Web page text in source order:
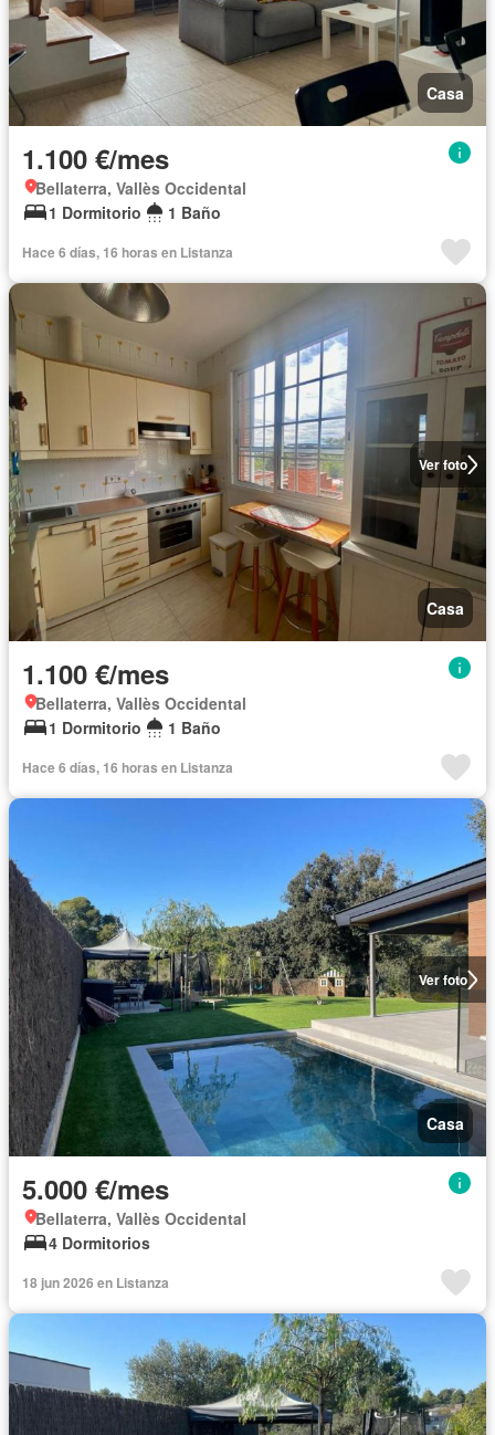
Casa
1.100 €/mes
Bellaterra, Vallès Occidental
1 Dormitorio
1 Baño
Hace 6 días, 16 horas en Listanza
Ver foto
Casa
1.100 €/mes
Bellaterra, Vallès Occidental
1 Dormitorio
1 Baño
Hace 6 días, 16 horas en Listanza
Ver foto
Casa
5.000 €/mes
Bellaterra, Vallès Occidental
4 Dormitorios
18 jun 2026 en Listanza